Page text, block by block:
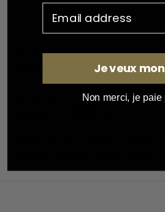
À découvrir
MILITAIRE - ARMY
Retourner dans la
Je veux
Non merci, je paie